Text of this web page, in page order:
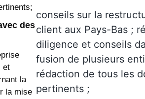
des
et
la
la mise
conseils sur la
client aux Pays-Bas ;
diligence et conseils
fusion de plusieurs
rédaction de tous les
pertinents ;